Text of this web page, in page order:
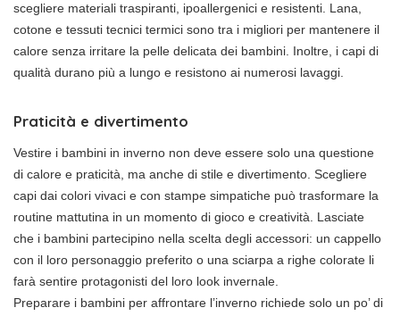
scegliere materiali traspiranti, ipoallergenici e resistenti. Lana,
cotone e tessuti tecnici termici sono tra i migliori per mantenere il
calore senza irritare la pelle delicata dei bambini. Inoltre, i capi di
qualità durano più a lungo e resistono ai numerosi lavaggi.
Praticità e divertimento
Vestire i bambini in inverno non deve essere solo una questione
di calore e praticità, ma anche di stile e divertimento. Scegliere
capi dai colori vivaci e con stampe simpatiche può trasformare la
routine mattutina in un momento di gioco e creatività. Lasciate
che i bambini partecipino nella scelta degli accessori: un cappello
con il loro personaggio preferito o una sciarpa a righe colorate li
farà sentire protagonisti del loro look invernale.
Preparare i bambini per affrontare l’inverno richiede solo un po’ di